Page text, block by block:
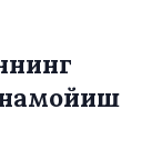
намойиш